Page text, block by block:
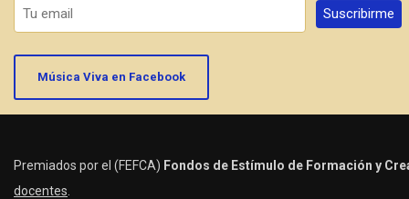
Música Viva en Facebook
Premiados por el (FEFCA) Fondos de Estímulo de Formación y
docentes